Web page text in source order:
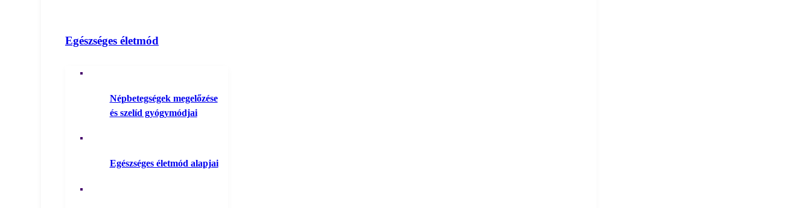
Egészséges életmód
Népbetegségek megelőzése
és szelíd gyógymódjai
Egészséges életmód alapjai